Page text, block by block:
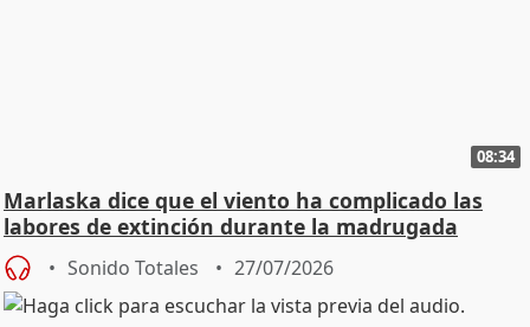
08:34
Marlaska dice que el viento ha complicado las
labores de extinción durante la madrugada
Sonido Totales 27/07/2026